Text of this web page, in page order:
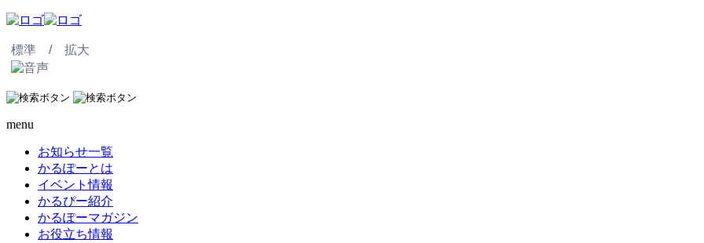
標準 / 拡大
menu
お知らせ一覧
かるぽーとは
イベント情報
かるぴー紹介
かるぽーマガジン
お役立ち情報